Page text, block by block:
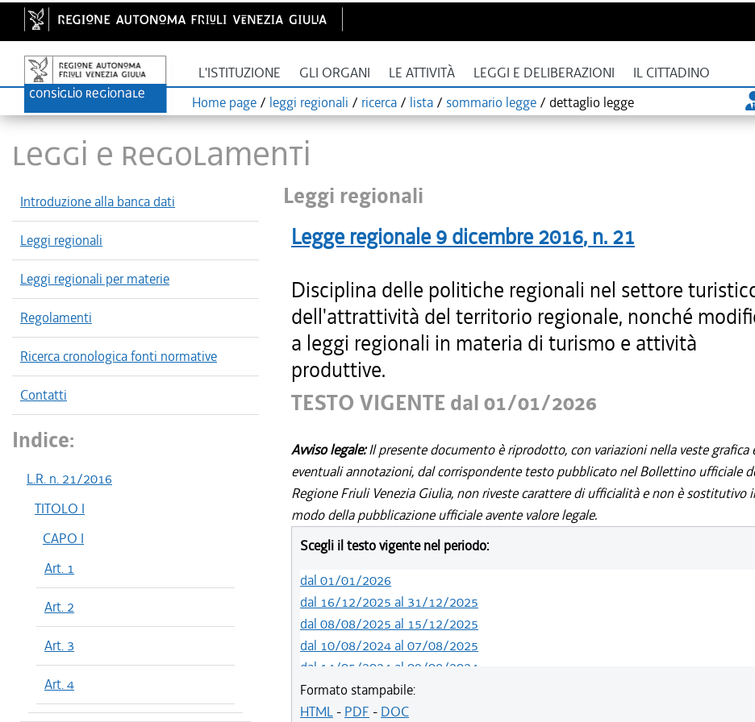
L'ISTITUZIONE GLI ORGANI LE ATTIVITÀ LEGGI E DELIBERAZIONI IL CITTADINO
Home page / leggi regionali / ricerca / lista / sommario legge / dettaglio legge
LEGGI E REGOLAMENTI
Introduzione alla banca dati
Leggi regionali
Leggi regionali per materie
Regolamenti
Ricerca cronologica fonti normative
Contatti
Indice:
L.R. n. 21/2016
TITOLO I
CAPO I
Art. 1
Art. 2
Art. 3
Art. 4
Leggi regionali
Legge regionale 9 dicembre 2016, n. 21
Disciplina delle politiche regionali nel settore
dell'attrattività del territorio regionale, nonché
a leggi regionali in materia di turismo e attività
produttive.
TESTO VIGENTE dal 01/01/2026
Avviso legale:Il presente documento è riprodotto, con variazioni nella veste grafica
eventuali annotazioni, dal corrispondente testo pubblicato nel Bollettino ufficiale
Regione Friuli Venezia Giulia, non riveste carattere di ufficialità e non è sostitutivo
modo della pubblicazione ufficiale avente valore legale.
Scegli il testo vigente nel periodo:
dal 01/01/2026
dal 16/12/2025 al 31/12/2025
dal 08/08/2025 al 15/12/2025
dal 10/08/2024 al 07/08/2025
dal 14/05/2024 al 09/08/2024
dal 01/01/2024 al 13/05/2024
dal 31/10/2023 al 31/12/2023
Formato stampabile:
HTML- PDF - DOC